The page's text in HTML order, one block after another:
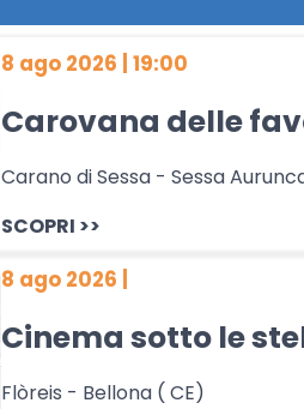
8 ago 2026 | 19:00
Carovana delle
Carano di Sessa - Sessa
SCOPRI >>
8 ago 2026 |
Cinema sotto le
Flòreis - Bellona ( CE)